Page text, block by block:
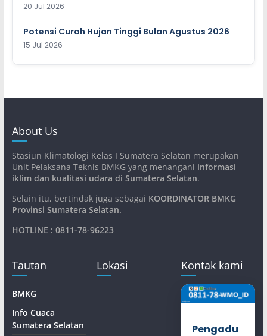
20 Jul 2026
Potensi Curah Hujan Tinggi Bulan Agustus 2026
15 Jul 2026
About Us
Stasiun Klimatologi Kelas I Sumatera Selatan merupakan
Unit Pelaksana Teknis BMKG yang menangani informasi
iklim dan kualitasi udara di Sumatera Selatan.
Selain itu, bertindak juga sebagai KOORDINATOR BMKG
Provinsi Sumatera Selatan.
HOTLINE : 0811-78-96223
Tautan
BMKG
Info Cuaca
Sumatera Selatan
Lokasi Kontak kami
Pengadu